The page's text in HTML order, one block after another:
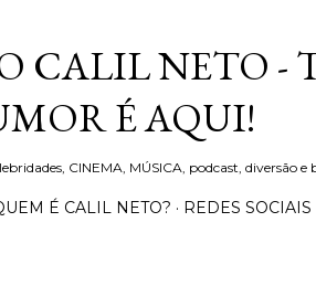
CALIL NETO -
É AQUI!
CINEMA, MÚSICA, podcast, diversão
É CALIL NETO? REDES SOCIAIS